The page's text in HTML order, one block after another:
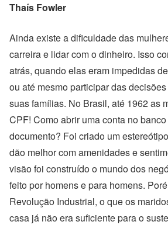
Thaís Fowler
Ainda existe a dificuldade das
carreira e lidar com o dinheiro. Isso
atrás, quando elas eram impedidas
ou até mesmo participar das
suas famílias. No Brasil, até 1962 as
CPF! Como abrir uma conta no
documento? Foi criado um
dão melhor com amenidades e
visão foi construído o mundo dos
feito por homens e para homens.
Revolução Industrial, o que os
casa já não era suficiente para o